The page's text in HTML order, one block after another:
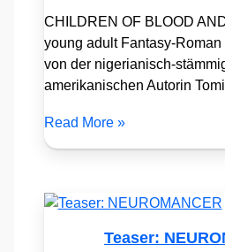
CHILDREN OF BLOOD
young adult Fantasy-
von der nigerianisch-
amerikanischen Autorin
Read More »
Teaser: